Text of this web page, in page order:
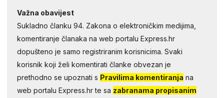
Važna obavijest
Sukladno članku 94. Zakona o elektroničkim medijima,
komentiranje članaka na web portalu Express.hr
dopušteno je samo registriranim korisnicima. Svaki
korisnik koji želi komentirati članke obvezan je
prethodno se upoznati s Pravilima komentiranja na
web portalu Express.hr te sa zabranama propisanim